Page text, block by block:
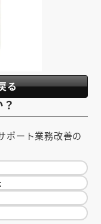
る
ポート業務改善の